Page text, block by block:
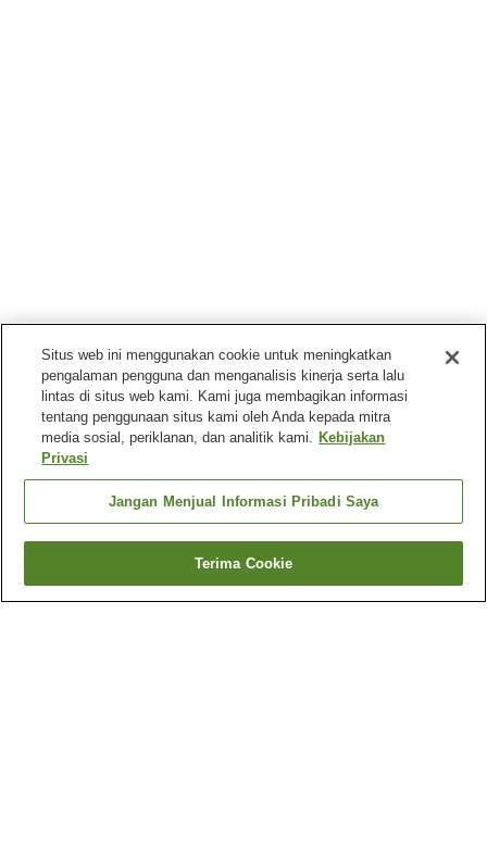
Kembali
Situs web ini menggunakan cookie untuk meningkatkan
pengalaman pengguna dan menganalisis kinerja serta lalu
lintas di situs web kami. Kami juga membagikan informasi
tentang penggunaan situs kami oleh Anda kepada mitra
media sosial, periklanan, dan analitik kami. Kebijakan
Privasi
Jangan Menjual Informasi Pribadi Saya
Terima Cookie